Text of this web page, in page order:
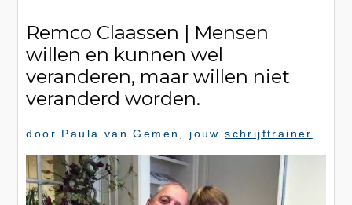
Remco Claassen | Mensen
willen en kunnen wel
veranderen, maar willen niet
veranderd worden.
door Paula van Gemen , jouwschrijftrainer